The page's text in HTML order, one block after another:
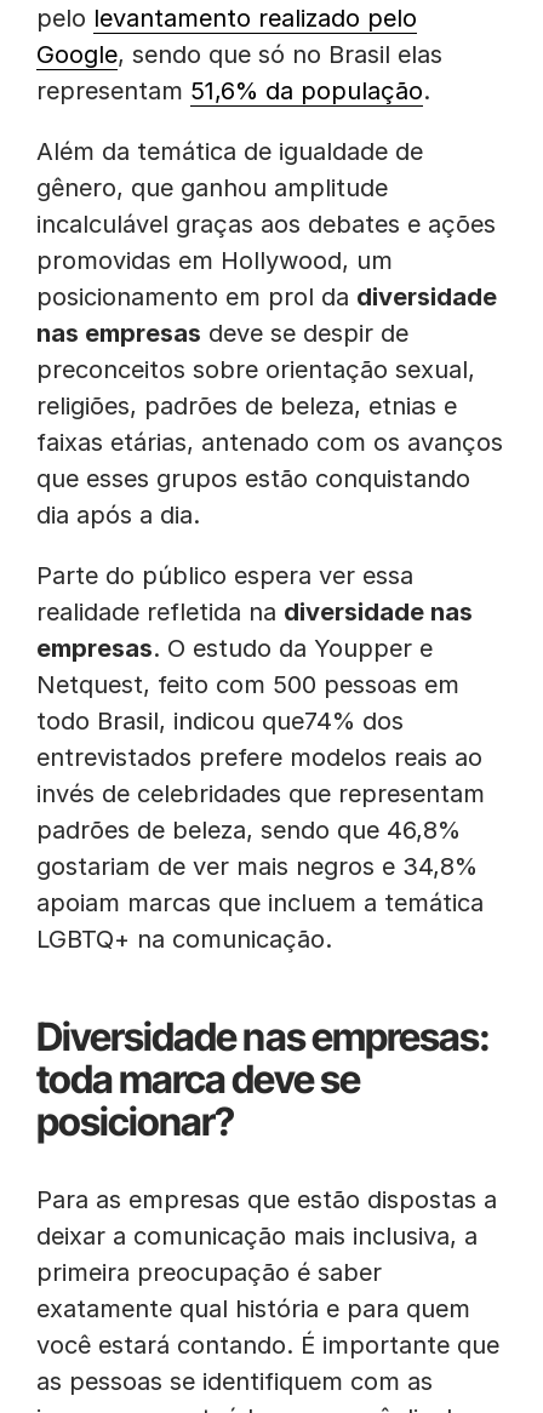
pelo levantamento realizado pelo
Google, sendo que só no Brasil elas
representam 51,6% da população.
Além da temática de igualdade de
gênero, que ganhou amplitude
incalculável graças aos debates e ações
promovidas em Hollywood, um
posicionamento em prol da diversidade
nas empresas deve se despir de
preconceitos sobre orientação sexual,
religiões, padrões de beleza, etnias e
faixas etárias, antenado com os avanços
que esses grupos estão conquistando
dia após a dia.
Parte do público espera ver essa
realidade refletida na diversidade nas
empresas. O estudo da Youpper e
Netquest, feito com 500 pessoas em
todo Brasil, indicou que74% dos
entrevistados prefere modelos reais ao
invés de celebridades que representam
padrões de beleza, sendo que 46,8%
gostariam de ver mais negros e 34,8%
apoiam marcas que incluem a temática
LGBTQ+ na comunicação.
Diversidade nas empresas:
toda marca deve se
posicionar?
Para as empresas que estão dispostas a
deixar a comunicação mais inclusiva, a
primeira preocupação é saber
exatamente qual história e para quem
você estará contando. É importante que
as pessoas se identifiquem com as